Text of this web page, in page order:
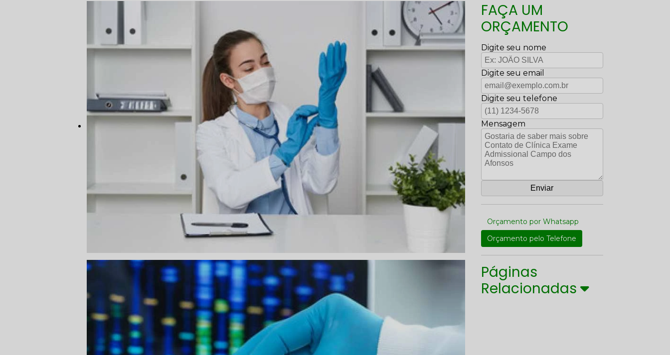
FAÇA UM
ORÇAMENTO
Digite seu nome
Digite seu email
Digite seu telefone
Mensagem
Orçamento por Whatsapp
Orçamento pelo Telefone
Páginas
Relacionadas